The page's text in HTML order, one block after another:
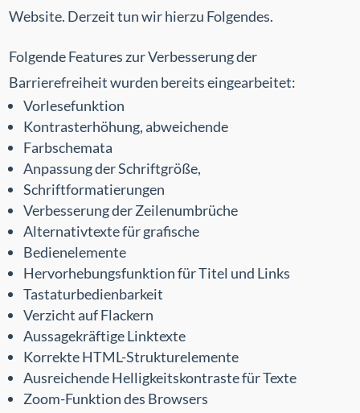
Website. Derzeit tun wir hierzu Folgendes.
Folgende Features zur Verbesserung der
Barrierefreiheit wurden bereits eingearbeitet:
Vorlesefunktion
Kontrasterhöhung, abweichende
Farbschemata
Anpassung der Schriftgröße,
Schriftformatierungen
Verbesserung der Zeilenumbrüche
Alternativtexte für grafische
Bedienelemente
Hervorhebungsfunktion für Titel und Links
Tastaturbedienbarkeit
Verzicht auf Flackern
Aussagekräftige Linktexte
Korrekte HTML-Strukturelemente
Ausreichende Helligkeitskontraste für Texte
Zoom-Funktion des Browsers